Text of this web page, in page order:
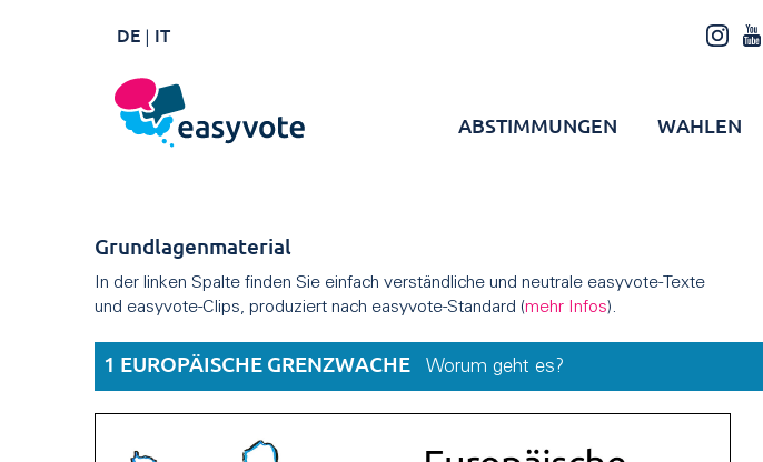
DE IT
ABSTIMMUNGEN WAHLEN
Grundlagenmaterial
In der linken Spalte finden Sie einfach verständliche und neutrale easyvote-Texte
und easyvote-Clips, produziert nach easyvote-Standard (mehr Infos).
1 EUROPÄISCHE GRENZWACHE Worum geht es?